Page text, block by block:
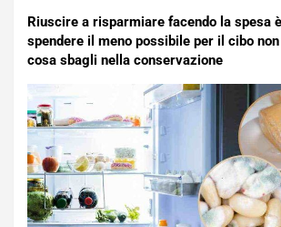
Riuscire a risparmiare facendo la spesa
spendere il meno possibile per il cibo
cosa sbagli nella conservazione